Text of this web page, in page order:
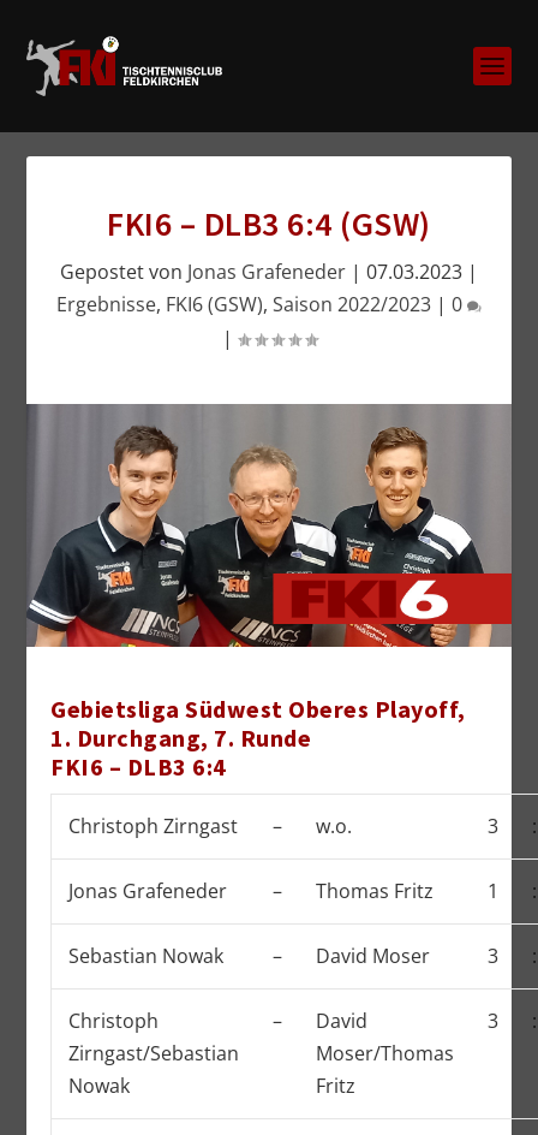
FKI6 – DLB3 6:4 (GSW)
Gepostet von Jonas Grafeneder | 07.03.2023 |
Ergebnisse, FKI6 (GSW), Saison 2022/2023 | 0
|
Gebietsliga Südwest Oberes Playoff,
1. Durchgang, 7. Runde
FKI6 – DLB3 6:4
Christoph Zirngast – w.o. 3 :
Jonas Grafeneder – Thomas Fritz 1 :
Sebastian Nowak – David Moser 3 :
Christoph
Zirngast/Sebastian
Nowak
–
David
Moser/Thomas
Fritz
3 :